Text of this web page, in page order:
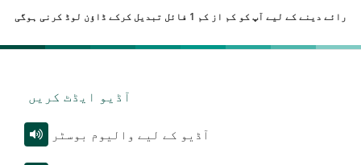
رائے دینے کے لیے آپ کو کم از کم 1 فائل تبدیل کرکے ڈاؤن لوڈ کرنی ہوگی
آڈیو ایڈٹ کریں
آڈیو کے لیے والیوم بوسٹر